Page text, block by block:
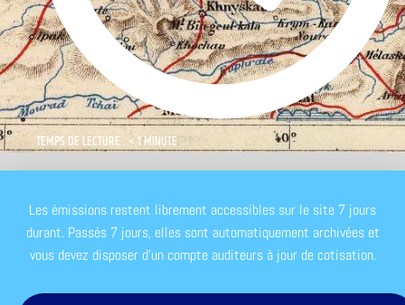
TEMPS DE LECTURE : < 1 MINUTE
Les émissions restent librement accessibles sur le site 7 jours
durant. Passés 7 jours, elles sont automatiquement archivées et
vous devez disposer d'un compte auditeurs à jour de cotisation.